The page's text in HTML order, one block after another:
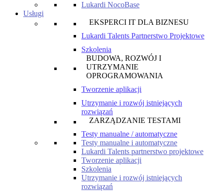
Lukardi NocoBase
Usługi
EKSPERCI IT DLA BIZNESU
Lukardi Talents Partnerstwo Projektowe
Szkolenia
BUDOWA, ROZWÓJ I
UTRZYMANIE
OPROGRAMOWANIA
Tworzenie aplikacji
Utrzymanie i rozwój istniejących
rozwiązań
ZARZĄDZANIE TESTAMI
Testy manualne / automatyczne
Testy manualne i automatyczne
Lukardi Talents partnerstwo projektowe
Tworzenie aplikacji
Szkolenia
Utrzymanie i rozwój istniejących
rozwiązań